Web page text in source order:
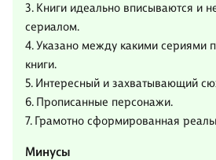
3. Книги идеально вписываются и
сериалом.
4. Указано между какими сериями
книги.
5. Интересный и захватывающий
6. Прописанные персонажи.
7. Грамотно сформированная
Минусы